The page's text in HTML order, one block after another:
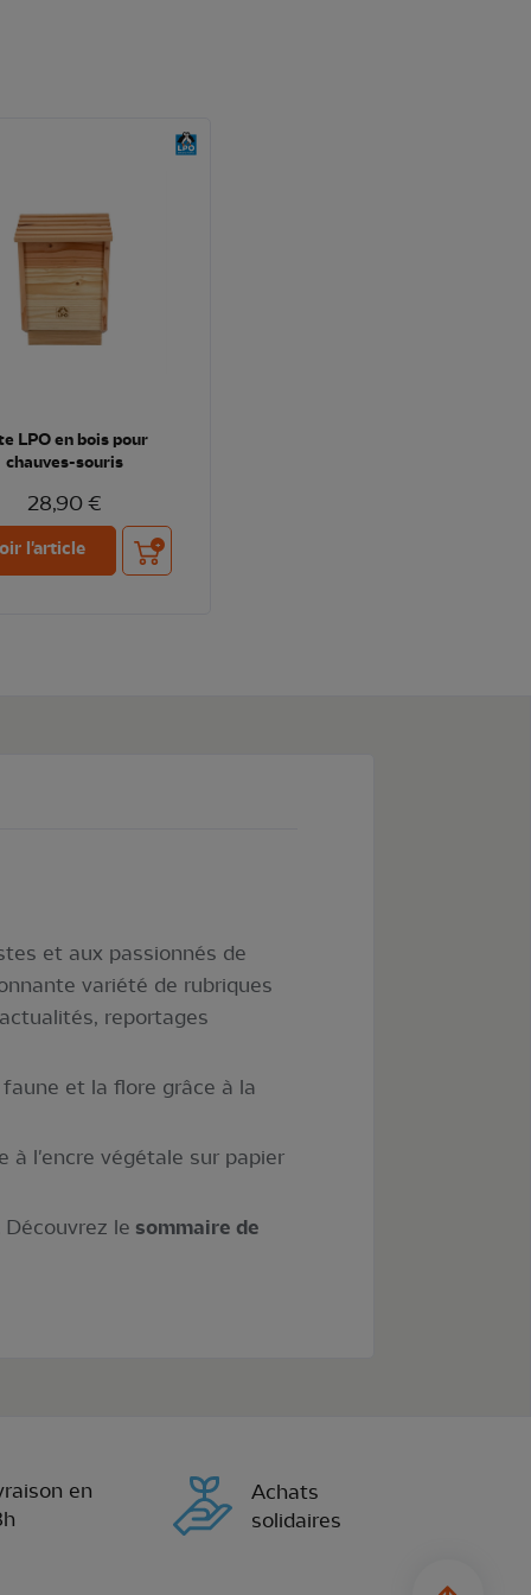
LPO en bois pour
chauves-souris
28,90 €
l'article Ajouter au panier
et aux passionnés de
variété de rubriques
reportages
et la flore grâce à la
à l'encre végétale sur papier
le sommaire de
en
Achats
solidaires